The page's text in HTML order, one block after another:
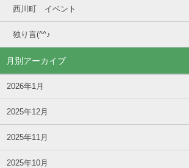
西川町 イベント
独り言(^^♪
月別アーカイブ
2026年1月
2025年12月
2025年11月
2025年10月